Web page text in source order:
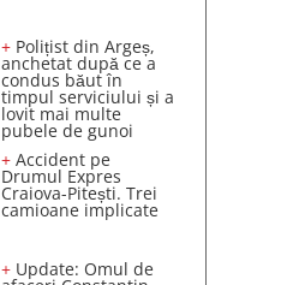
+ Polițist din Argeș,
anchetat după ce a
condus băut în
timpul serviciului și a
lovit mai multe
pubele de gunoi
+ Accident pe
Drumul Expres
Craiova-Pitești. Trei
camioane implicate
+ Update: Omul de